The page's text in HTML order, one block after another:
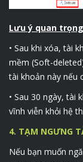
Lưu ý quan
• Sau khi xóa, tài
mềm (Soft-
tài khoản này nếu
• Sau 30 ngày, tài
vĩnh viễn khỏi hệ
4. TẠM NGƯNG
Nếu bạn muốn